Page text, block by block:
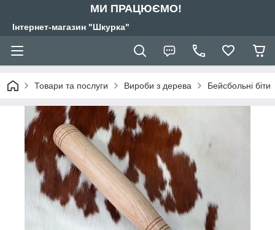
МИ ПРАЦЮЄМО!
Інтернет-магазин "Шкурка"
Товари та послуги Вироби з дерева Бейсбольні біти